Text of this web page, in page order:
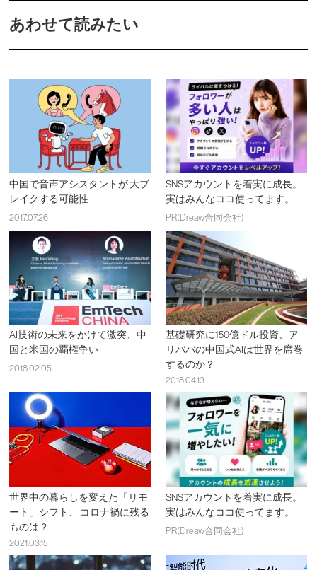
あわせて読みたい
中国で音声アシスタントが 大ブ
レイクする可能性
2017.07.26
SNSアカウントを着実に成長。
実はみんなココ使ってます。
PR(Dreaw合同会社)
AI技術の未来をかけて激突、中
国と米国の覇権争い
2018.02.05
基礎研究に150億ドル投資、ア
リババの中国式AIは世界を席巻
するのか？
2018.04.13
世界中の暮らしを変えた「リモ
ート」シフト、 コロナ禍に残る
ものは？
2021.03.15
SNSアカウントを着実に成長。
実はみんなココ使ってます。
PR(Dreaw合同会社)